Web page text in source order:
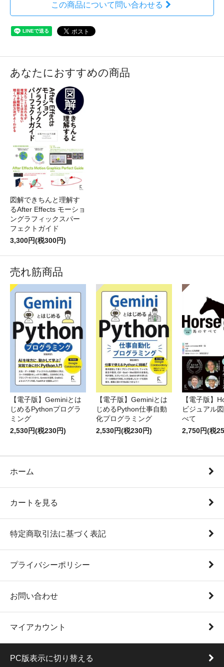
この商品について問い合わせる
あなたにおすすめの商品
図解できちんと理解す
るAfter Effects モーショ
ングラフィックスパー
フェクトガイド
3,300円(税300円)
売れ筋商品
【電子版】Geminiとは
じめるPythonプログラ
ミング
2,530円(税230円)
【電子版】Geminiとは
じめるPython仕事自動
化プログラミング
2,530円(税230円)
【電子版】
ビジュアル
べて
2,750円(税
ホーム
カートを見る
特定商取引法に基づく表記
プライバシーポリシー
お問い合わせ
マイアカウント
PC版表示に切り替える